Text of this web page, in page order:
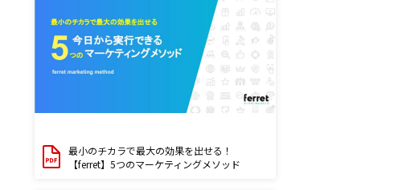
最小のチカラで最大の効果を出せる！
【ferret】5つのマーケティングメソッド